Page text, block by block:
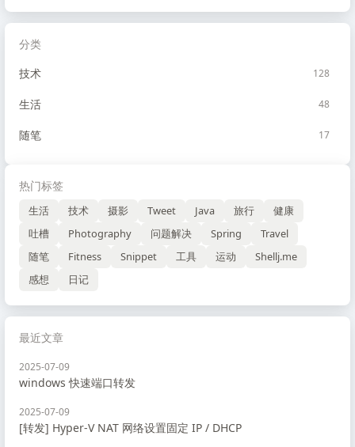
分类
技术
128
生活 48
随笔 17
热门标签
生活 技术 摄影 Tweet Java 旅行
健康
吐槽
Photography 问题解决 Spring
Travel
随笔
Fitness Snippet 工具 运动
Shellj.me
感想
日记
最近文章
2025-07-09
windows 快速端口转发
2025-07-09
[转发] Hyper-V NAT 网络设置固定 IP / DHCP